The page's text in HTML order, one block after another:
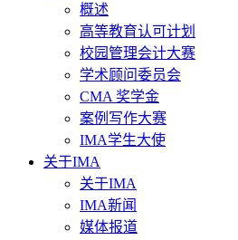
概述
高等教育认可计划
校园管理会计大赛
学术顾问委员会
CMA 奖学金
案例写作大赛
IMA学生大使
关于IMA
关于IMA
IMA新闻
媒体报道